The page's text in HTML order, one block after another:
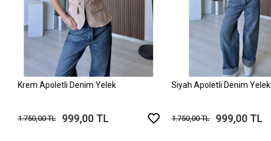
Krem Apoletli Denim Yelek
1.750,00 TL 999,00 TL
Siyah Apoletli Denim Yelek
1.750,00 TL 999,00 TL